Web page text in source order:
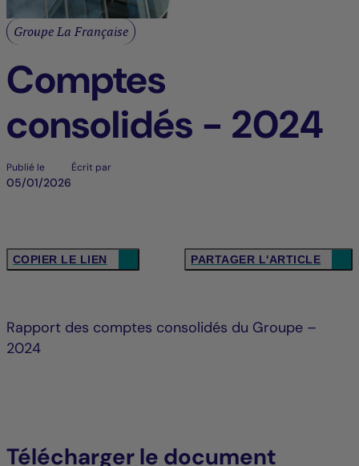
Groupe La Française
Comptes
consolidés - 2024
Publié le
05/01/2026
Écrit par
COPIER LE LIEN PARTAGER L'ARTICLE
Rapport des comptes consolidés du Groupe –
2024
Télécharger le document